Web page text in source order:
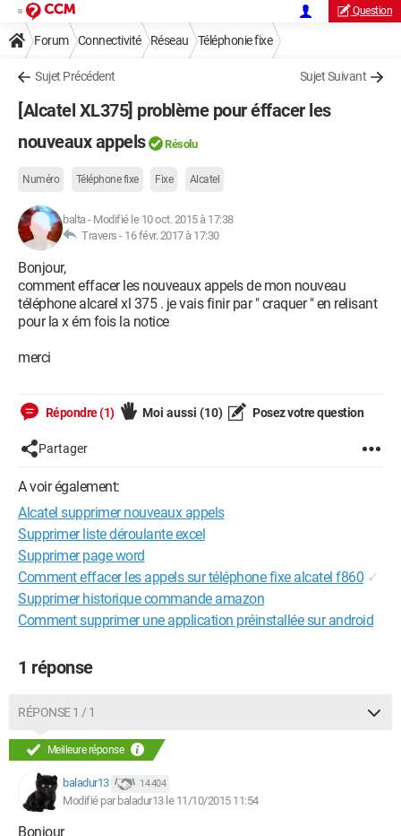
Question
Forum Connectivité Réseau Téléphonie fixe
Sujet Précédent Sujet Suivant
[Alcatel XL375] problème pour éffacer les
nouveaux appels
Résolu
Numéro Téléphone fixe Fixe Alcatel
balta- Modifié le 10 oct. 2015 à 17:38
Travers - 16 févr. 2017 à 17:30
Bonjour,
comment effacer les nouveaux appels de mon nouveau
téléphone alcarel xl 375 . je vais finir par " craquer " en relisant
pour la x ém fois la notice
merci
Répondre (1) Moi aussi (10) Posez votre question
Partager
A voir également:
Alcatel supprimer nouveaux appels
Supprimer liste déroulante excel
Supprimer page word
Comment effacer les appels sur téléphone fixe alcatel f860 ✓
Supprimer historique commande amazon
Comment supprimer une application préinstallée sur android
1 réponse
RÉPONSE 1 / 1
Meilleure réponse
baladur13 14 404
Modifié par baladur13 le 11/10/2015 11:54
Bonjour